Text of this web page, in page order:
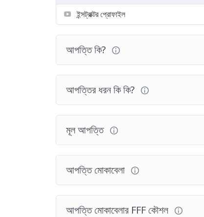
ইন্সট্রাক্টর প্রোফাইল
আপত্তি কি?
আপত্তির ধরন কি কি?
মূল আপত্তি
আপত্তি মোকাবেলা
আপত্তি মোকাবেলার FFF কৌশল